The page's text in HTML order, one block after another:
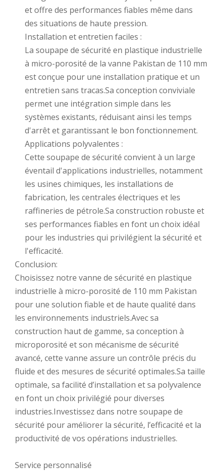
et offre des performances fiables même dans
des situations de haute pression.
Installation et entretien faciles :
La soupape de sécurité en plastique industrielle
à micro-porosité de la vanne Pakistan de 110 mm
est conçue pour une installation pratique et un
entretien sans tracas.Sa conception conviviale
permet une intégration simple dans les
systèmes existants, réduisant ainsi les temps
d'arrêt et garantissant le bon fonctionnement.
Applications polyvalentes :
Cette soupape de sécurité convient à un large
éventail d'applications industrielles, notamment
les usines chimiques, les installations de
fabrication, les centrales électriques et les
raffineries de pétrole.Sa construction robuste et
ses performances fiables en font un choix idéal
pour les industries qui privilégient la sécurité et
l'efficacité.
Conclusion:
Choisissez notre vanne de sécurité en plastique
industrielle à micro-porosité de 110 mm Pakistan
pour une solution fiable et de haute qualité dans
les environnements industriels.Avec sa
construction haut de gamme, sa conception à
microporosité et son mécanisme de sécurité
avancé, cette vanne assure un contrôle précis du
fluide et des mesures de sécurité optimales.Sa taille
optimale, sa facilité d’installation et sa polyvalence
en font un choix privilégié pour diverses
industries.Investissez dans notre soupape de
sécurité pour améliorer la sécurité, l’efficacité et la
productivité de vos opérations industrielles.
Service personnalisé